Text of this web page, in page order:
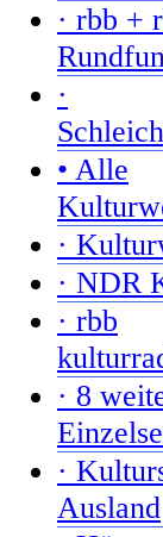
· rbb +
·
• Alle
·
· NDR
· rbb
· 8
·
Ausland